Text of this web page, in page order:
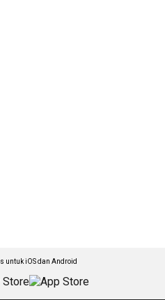
untuk iOS dan Android